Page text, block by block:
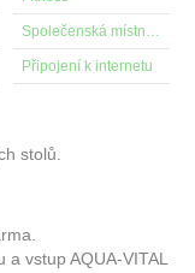
Společenská místnost s TV
Připojení k internetu
stolů.
a vstup AQUA-VITAL